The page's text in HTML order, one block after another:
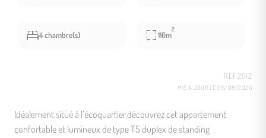
4 chambre(s) 110m
2
REF.2012
MIS À JOUR LE 06/08/2026
Idéalement situé à l’écoquartier,découvrez cet appartement
confortable et lumineux de type T5 duplex de standing